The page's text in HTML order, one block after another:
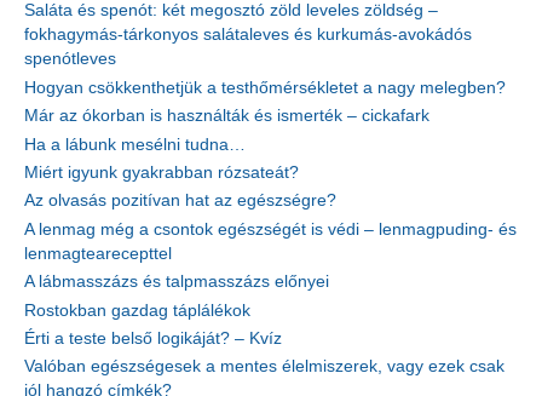
Saláta és spenót: két megosztó zöld leveles zöldség –
fokhagymás-tárkonyos salátaleves és kurkumás-avokádós
spenótleves
Hogyan csökkenthetjük a testhőmérsékletet a nagy melegben?
Már az ókorban is használták és ismerték – cickafark
Ha a lábunk mesélni tudna…
Miért igyunk gyakrabban rózsateát?
Az olvasás pozitívan hat az egészségre?
A lenmag még a csontok egészségét is védi – lenmagpuding- és
lenmagtearecepttel
A lábmasszázs és talpmasszázs előnyei
Rostokban gazdag táplálékok
Érti a teste belső logikáját? – Kvíz
Valóban egészségesek a mentes élelmiszerek, vagy ezek csak
jól hangzó címkék?